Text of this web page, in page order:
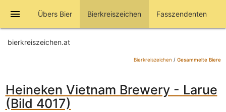
menu Übers Bier Bierkreiszeichen Fasszendenten
bierkreiszeichen.at
Bierkreiszeichen / Gesammelte Biere
Heineken Vietnam Brewery - Larue
(Bild 4017)